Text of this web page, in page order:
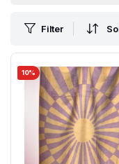
Filter
10%